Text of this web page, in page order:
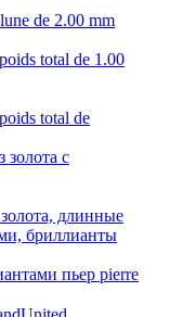
de 2.00 mm
total de 1.00
total de